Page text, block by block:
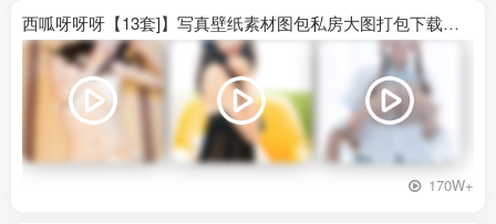
西呱呀呀呀【13套]】写真壁纸素材图包私房大图打包下载百度网盘
170W+